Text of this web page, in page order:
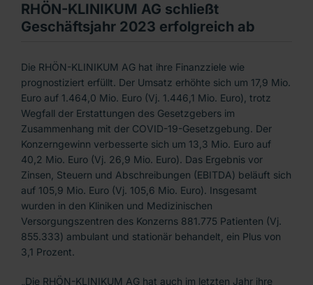
RHÖN-KLINIKUM AG schließt
Geschäftsjahr 2023 erfolgreich ab
Die RHÖN-KLINIKUM AG hat ihre Finanzziele wie
prognostiziert erfüllt. Der Umsatz erhöhte sich um 17,9 Mio.
Euro auf 1.464,0 Mio. Euro (Vj. 1.446,1 Mio. Euro), trotz
Wegfall der Erstattungen des Gesetzgebers im
Zusammenhang mit der COVID-19-Gesetzgebung. Der
Konzerngewinn verbesserte sich um 13,3 Mio. Euro auf
40,2 Mio. Euro (Vj. 26,9 Mio. Euro). Das Ergebnis vor
Zinsen, Steuern und Abschreibungen (EBITDA) beläuft sich
auf 105,9 Mio. Euro (Vj. 105,6 Mio. Euro). Insgesamt
wurden in den Kliniken und Medizinischen
Versorgungszentren des Konzerns 881.775 Patienten (Vj.
855.333) ambulant und stationär behandelt, ein Plus von
3,1 Prozent.
„Die RHÖN-KLINIKUM AG hat auch im letzten Jahr ihre